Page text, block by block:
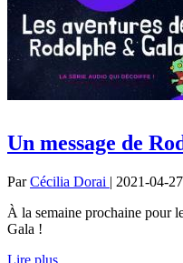
Un message de
ParCécilia Dorai | 2021-04-
À la semaine prochaine pour
Gala !
Lire plus